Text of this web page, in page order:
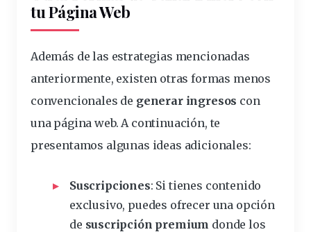
tu Página Web
Además de las estrategias mencionadas
anteriormente, existen otras formas menos
convencionales de generar ingresos con
una página web. A continuación, te
presentamos algunas ideas adicionales:
Suscripciones: Si tienes contenido
exclusivo, puedes ofrecer una opción
de suscripción premium donde los